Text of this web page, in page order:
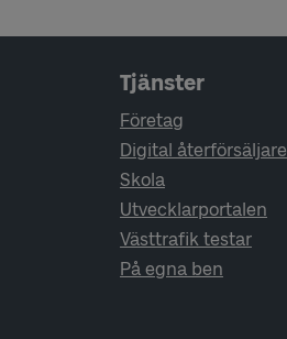
Tjänster
Företag
Digital återförsäljare
Skola
Utvecklarportalen
Västtrafik testar
På egna ben